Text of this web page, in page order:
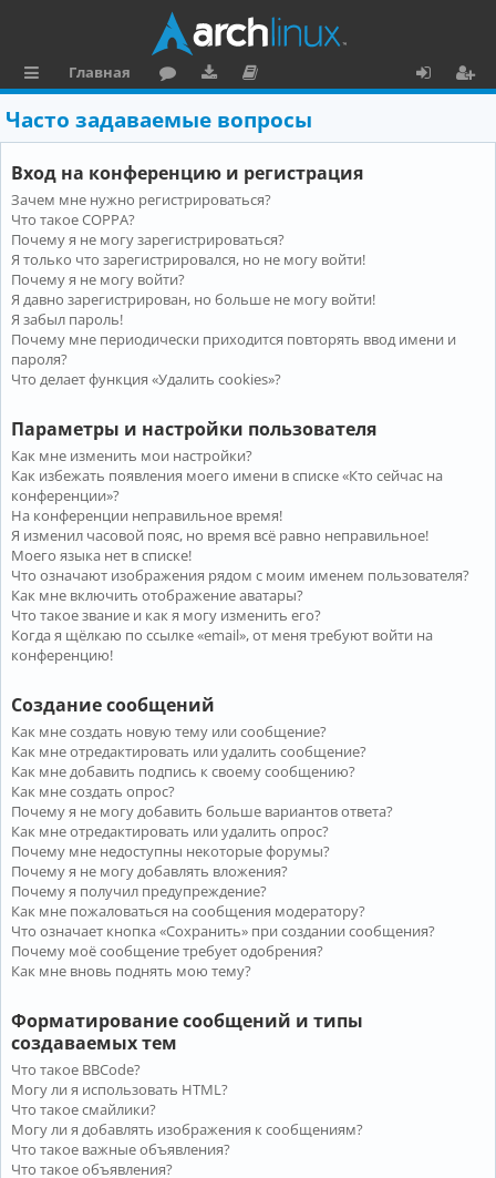
ы
л
к
и
Главная
ру
м
ру
зк
и
ку
м
е
н
та
ц
и
я
о
и
Часто задаваемые вопросы
Вход на конференцию и регистрация
Зачем мне нужно регистрироваться?
Что такое COPPA?
Почему я не могу зарегистрироваться?
Я только что зарегистрировался, но не могу войти!
Почему я не могу войти?
Я давно зарегистрирован, но больше не могу войти!
Я забыл пароль!
Почему мне периодически приходится повторять ввод имени и
пароля?
Что делает функция «Удалить cookies»?
Параметры и настройки пользователя
Как мне изменить мои настройки?
Как избежать появления моего имени в списке «Кто сейчас на
конференции»?
На конференции неправильное время!
Я изменил часовой пояс, но время всё равно неправильное!
Моего языка нет в списке!
Что означают изображения рядом с моим именем пользователя?
Как мне включить отображение аватары?
Что такое звание и как я могу изменить его?
Когда я щёлкаю по ссылке «email», от меня требуют войти на
конференцию!
Создание сообщений
Как мне создать новую тему или сообщение?
Как мне отредактировать или удалить сообщение?
Как мне добавить подпись к своему сообщению?
Как мне создать опрос?
Почему я не могу добавить больше вариантов ответа?
Как мне отредактировать или удалить опрос?
Почему мне недоступны некоторые форумы?
Почему я не могу добавлять вложения?
Почему я получил предупреждение?
Как мне пожаловаться на сообщения модератору?
Что означает кнопка «Сохранить» при создании сообщения?
Почему моё сообщение требует одобрения?
Как мне вновь поднять мою тему?
Форматирование сообщений и типы
создаваемых тем
Что такое BBCode?
Могу ли я использовать HTML?
Что такое смайлики?
Могу ли я добавлять изображения к сообщениям?
Что такое важные объявления?
Что такое объявления?